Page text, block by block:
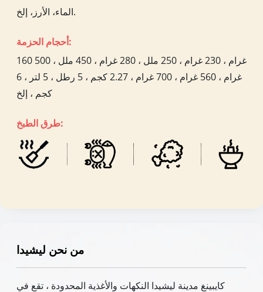
الماء، الأرز، إلخ.
أحجام الحزمة:
160 غرام ، 230 غرام ، 250 ملل ، 280 غرام ، 450 ملل ، 500
غرام ، 560 غرام ، 700 غرام ، 2.27 كجم ، 5 رطل ، 5 لتر ، 6
كجم ، إلخ
طرق الطبخ:
من نحن ليشيدا
كايبينغ مدينة ليشيدا النكهات والأغذية المحدودة ، تقع في